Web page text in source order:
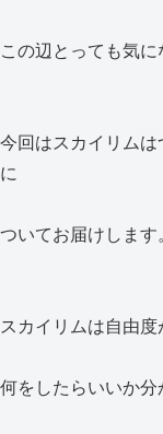
この辺とっても気に
今回はスカイリム
に
ついてお届けします
スカイリムは自由度
何をしたらいいか分